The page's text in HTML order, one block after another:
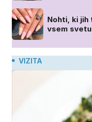
Nohti, ki
vsem svetu
VIZITA